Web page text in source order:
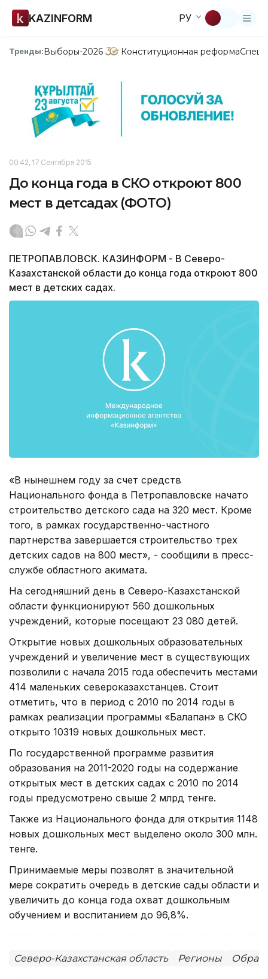
KAZINFORM РУ
Тренды:Выборы-2026 Конституционная реформа
00:42, 17 Сентября 2015
До конца года в СКО откроют 800
мест в детсадах (ФОТО)
ПЕТРОПАВЛОВСК. КАЗИНФОРМ - В Северо-
Казахстанской области до конца года откроют 800
мест в детских садах.
«В нынешнем году за счет средств
Национального фонда в Петропавловске начато
строительство детского сада на 320 мест. Кроме
того, в рамках государственно-частного
партнерства завершается строительство трех
детских садов на 800 мест», - сообщили в пресс-
службе областного акимата.
На сегодняшний день в Северо-Казахстанской
области функционируют 560 дошкольных
учреждений, которые посещают 23 080 детей.
Открытие новых дошкольных образовательных
учреждений и увеличение мест в существующих
позволили с начала 2015 года обеспечить местами
414 маленьких североказахстанцев. Стоит
отметить, что в период с 2010 по 2014 годы в
рамках реализации программы «Балапан» в СКО
открыто 10319 новых дошкольных мест.
По государственной программе развития
образования на 2011-2020 годы на содержание
открытых мест в детских садах с 2010 по 2014
годы предусмотрено свыше 2 млрд тенге.
Также из Национального фонда для открытия 1148
новых дошкольных мест выделено около 300 млн.
тенге.
Принимаемые меры позволят в значительной
мере сократить очередь в детские сады области и
увеличить до конца года охват дошкольным
обучением и воспитанием до 96,8%.
Северо-Казахстанская область Регионы